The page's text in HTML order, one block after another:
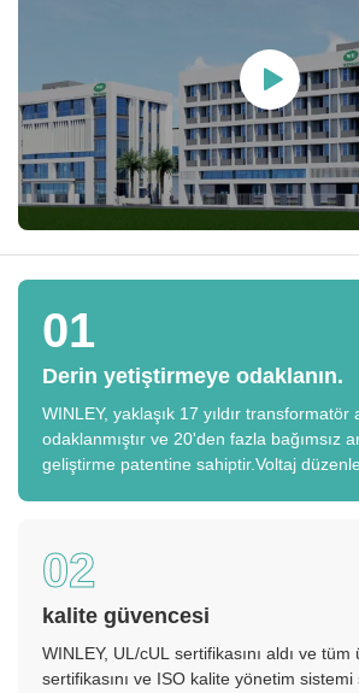
01
Derin yetiştirmeye odaklanın.
WINLEY, yaklaşık 17 yıldır transformatör
odaklanmıştır ve 20'den fazla bağımsız
geliştirme patentine sahiptir.Voltaj
02
kalite güvencesi
WINLEY, UL/cUL sertifikasını aldı ve
sertifikasını ve ISO kalite yönetim sistemi